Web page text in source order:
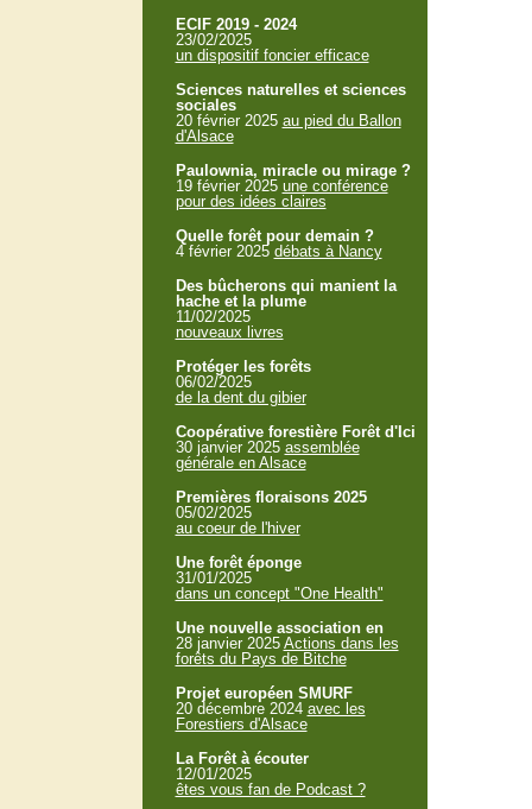
ECIF 2019 - 2024
23/02/2025
un dispositif foncier efficace
Sciences naturelles et sciences
sociales
20 février 2025 au pied du Ballon
d'Alsace
Paulownia, miracle ou mirage ?
19 février 2025 une conférence
pour des idées claires
Quelle forêt pour demain ?
4 février 2025 débats à Nancy
Des bûcherons qui manient la
hache et la plume
11/02/2025
nouveaux livres
Protéger les forêts
06/02/2025
de la dent du gibier
Coopérative forestière Forêt d'Ici
30 janvier 2025 assemblée
générale en Alsace
Premières floraisons 2025
05/02/2025
au coeur de l'hiver
Une forêt éponge
31/01/2025
dans un concept "One Health"
Une nouvelle association en
28 janvier 2025 Actions dans les
forêts du Pays de Bitche
Projet européen SMURF
20 décembre 2024 avec les
Forestiers d'Alsace
La Forêt à écouter
12/01/2025
êtes vous fan de Podcast ?